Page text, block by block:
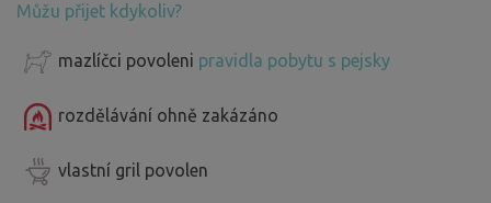
Můžu přijet kdykoliv?
mazlíčci povoleni pravidla pobytu s pejsky
rozdělávání ohně zakázáno
vlastní gril povolen